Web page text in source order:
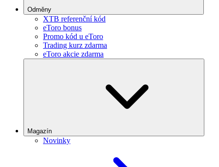
Odměny
XTB referenční kód
eToro bonus
Promo kód u eToro
Trading kurz zdarma
eToro akcie zdarma
Magazín
Novinky